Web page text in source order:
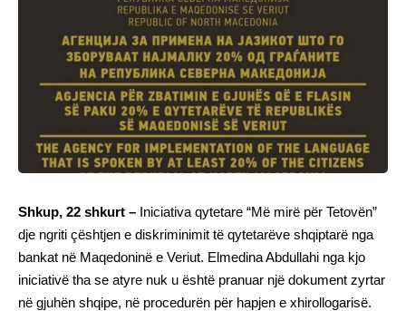
Shkup, 22 shkurt – Iniciativa qytetare “Më mirë për Tetovën”
dje ngriti çështjen e diskriminimit të qytetarëve shqiptarë nga
bankat në Maqedoninë e Veriut. Elmedina Abdullahi nga kjo
iniciativë tha se atyre nuk u është pranuar një dokument zyrtar
në gjuhën shqipe, në procedurën për hapjen e xhirollogarisë.